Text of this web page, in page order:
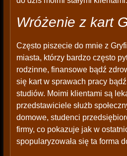
Wróżenie z kart
Często piszecie do mnie z
miasta, którzy bardzo często
rodzinne, finansowe bądź
się kart w sprawach pracy
studiów. Moimi klientami są
przedstawiciele służb
domowe, studenci
firmy, co pokazuje jak w
spopularyzowała się ta forma